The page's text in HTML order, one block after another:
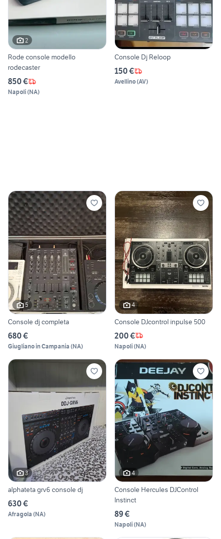
2
Rode console modello
rodecaster
850 €
Napoli(NA)
Console Dj Reloop
150 €
Avellino(AV)
5
Console dj completa
680 €
Giugliano in Campania (NA)
4
Console DJcontrol inpulse 500
200 €
Napoli(NA)
3
alphateta grv6 console dj
630 €
Afragola (NA)
4
Console Hercules DJControl
Instinct
89 €
Napoli(NA)